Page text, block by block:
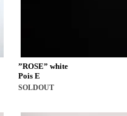
”ROSE” white
Pois E
SOLDOUT